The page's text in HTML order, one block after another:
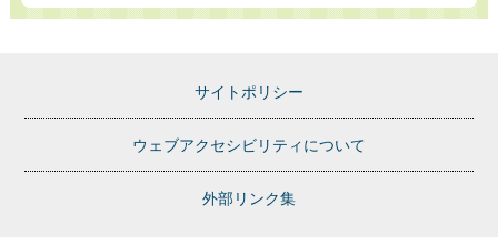
サイトポリシー
ウェブアクセシビリティについて
外部リンク集